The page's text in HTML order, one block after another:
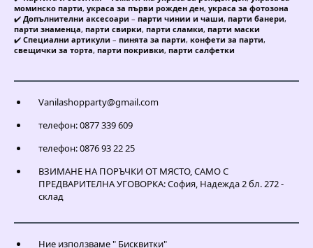
моминско парти, украса за първи рожден ден, украса за фотозона
✔️ Допълнителни аксесоари – парти чинии и чаши, парти банери,
парти знаменца, парти свирки, парти сламки, парти маски
✔️ Специални артикули – пинята за парти, конфети за парти,
свещички за торта, парти покривки, парти салфетки
Vanilashopparty@gmail.com
телефон: 0877 339 609
телефон: 0876 93 22 25
ВЗИМАНЕ НА ПОРЪЧКИ ОТ МЯСТО, САМО С
ПРЕДВАРИТЕЛНА УГОВОРКА: София, Надежда 2 бл. 272 -
склад
Ние използваме " Бисквитки"